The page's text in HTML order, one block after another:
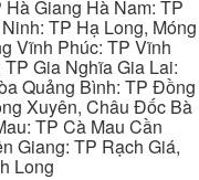
Giang Hà Nam: TP
TP Hạ Long, Móng
Vĩnh Phúc: TP Vĩnh
Gia Nghĩa Gia Lai:
Quảng Bình: TP Đồng
Xuyên, Châu Đốc Bà
TP Cà Mau Cần
Giang: TP Rạch Giá,
Long